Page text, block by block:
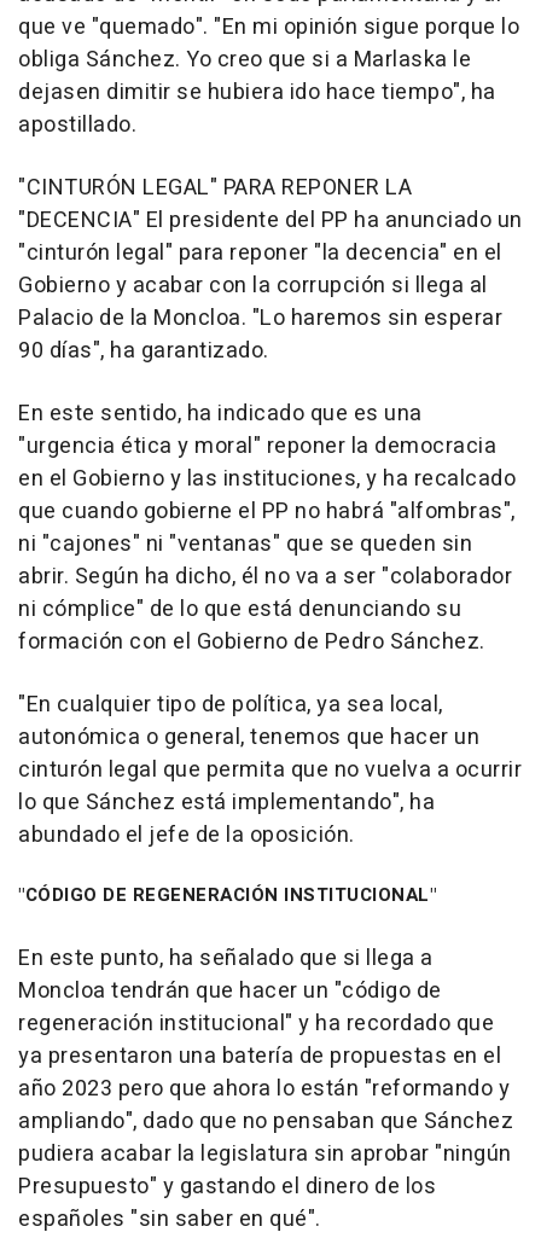
que ve "quemado". "En mi opinión sigue porque lo
obliga Sánchez. Yo creo que si a Marlaska le
dejasen dimitir se hubiera ido hace tiempo", ha
apostillado.
"CINTURÓN LEGAL" PARA REPONER LA
"DECENCIA" El presidente del PP ha anunciado un
"cinturón legal" para reponer "la decencia" en el
Gobierno y acabar con la corrupción si llega al
Palacio de la Moncloa. "Lo haremos sin esperar
90 días", ha garantizado.
En este sentido, ha indicado que es una
"urgencia ética y moral" reponer la democracia
en el Gobierno y las instituciones, y ha recalcado
que cuando gobierne el PP no habrá "alfombras",
ni "cajones" ni "ventanas" que se queden sin
abrir. Según ha dicho, él no va a ser "colaborador
ni cómplice" de lo que está denunciando su
formación con el Gobierno de Pedro Sánchez.
"En cualquier tipo de política, ya sea local,
autonómica o general, tenemos que hacer un
cinturón legal que permita que no vuelva a ocurrir
lo que Sánchez está implementando", ha
abundado el jefe de la oposición.
"CÓDIGO DE REGENERACIÓN INSTITUCIONAL"
En este punto, ha señalado que si llega a
Moncloa tendrán que hacer un "código de
regeneración institucional" y ha recordado que
ya presentaron una batería de propuestas en el
año 2023 pero que ahora lo están "reformando y
ampliando", dado que no pensaban que Sánchez
pudiera acabar la legislatura sin aprobar "ningún
Presupuesto" y gastando el dinero de los
españoles "sin saber en qué".